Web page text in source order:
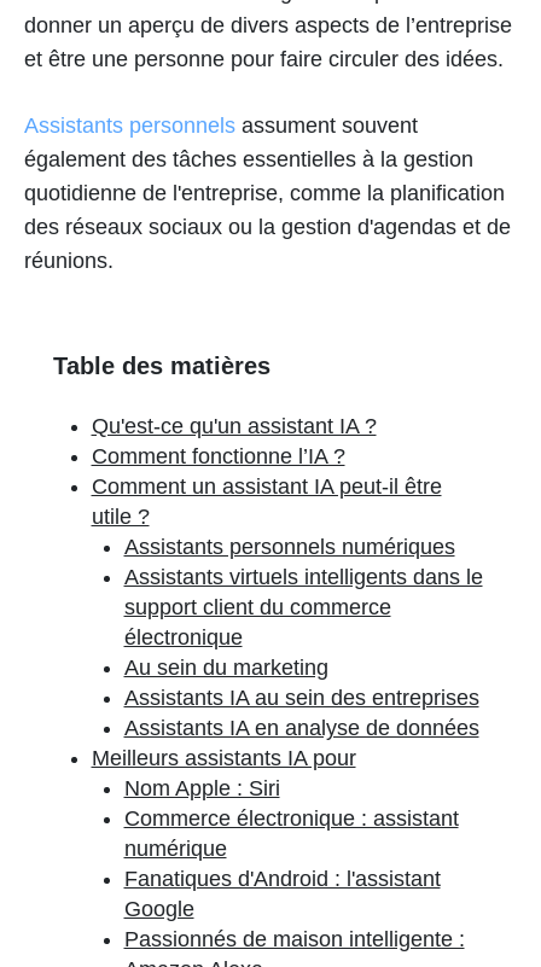
donner un aperçu de divers aspects de l’entreprise
et être une personne pour faire circuler des idées.
Assistants personnels assument souvent
également des tâches essentielles à la gestion
quotidienne de l'entreprise, comme la planification
des réseaux sociaux ou la gestion d'agendas et de
réunions.
Table des matières
Qu'est-ce qu'un assistant IA ?
Comment fonctionne l’IA ?
Comment un assistant IA peut-il être
utile ?
Assistants personnels numériques
Assistants virtuels intelligents dans le
support client du commerce
électronique
Au sein du marketing
Assistants IA au sein des entreprises
Assistants IA en analyse de données
Meilleurs assistants IA pour
Nom Apple : Siri
Commerce électronique : assistant
numérique
Fanatiques d'Android : l'assistant
Google
Passionnés de maison intelligente :